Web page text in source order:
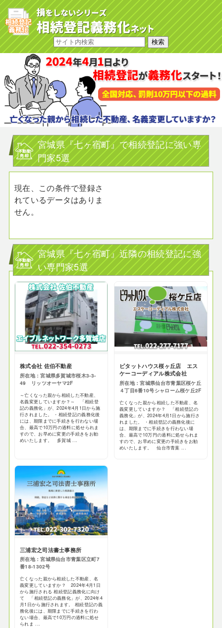
宮城県『七ヶ宿町』で相続登記に強い専
門家5選
現在、この条件で登録さ
れているデータはありま
せん。
宮城県『七ヶ宿町』近隣の相続登記に強
い専門家5選
株式会社 佐伯不動産
所在地：宮城県多賀城市桜木3-3-
49 リッツオーヤマ2F
～亡くなった親から相続した不動産、
名義変更していますか？～ 「相続登
記の義務化」が、2024年4月1日から施
行されました。 ・相続登記の義務化後
には、期限までに手続きを行わない場
合、最高で10万円の過料に処せられま
すので、お早めに変更の手続きをお勧
めいたします。 多賀城 ...
ピタットハウス桜ヶ丘店 エス
ケーコーディアル株式会社
所在地：宮城県仙台市青葉区桜ケ丘
４丁目6番10号シャローム桜ケ丘2F
亡くなった親から相続した不動産、名
義変更していますか？ 「相続登記の
義務化」が、2024年4月1日から施行さ
れました。 ・相続登記の義務化後に
は、期限までに手続きを行わない場
合、最高で10万円の過料に処せられま
すので、お早めに変更の手続きをお勧
めいたします。 仙台市青葉 ...
三浦宏之司法書士事務所
所在地：宮城県仙台市青葉区立町7
番18-1302号
亡くなった親から相続した不動産、名
義変更していますか？ 2024年4月1日
から施行される 相続登記義務化に向け
て 「相続登記の義務化」が、2024年4
月1日から施行されます。 相続登記の義
務化後には、期限までに手続きを行わ
ない場合、最高で10万円の過料に処せ
られま ...